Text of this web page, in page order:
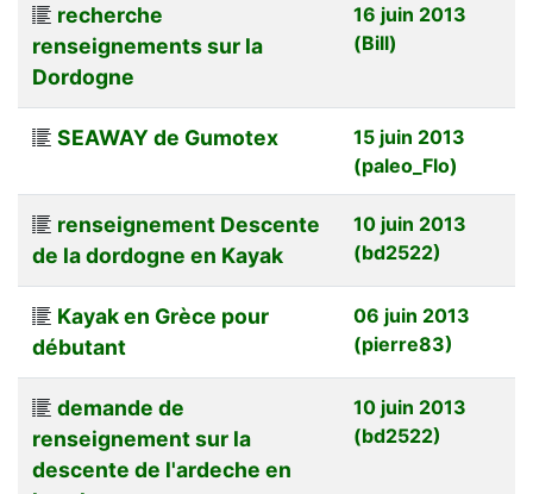
recherche
renseignements sur la
Dordogne
16 juin 2013
(Bill)
SEAWAY de Gumotex
15 juin 2013
(paleo_Flo)
renseignement Descente
de la dordogne en Kayak
10 juin 2013
(bd2522)
Kayak en Grèce pour
débutant
06 juin 2013
(pierre83)
demande de
renseignement sur la
descente de l'ardeche en
10 juin 2013
(bd2522)